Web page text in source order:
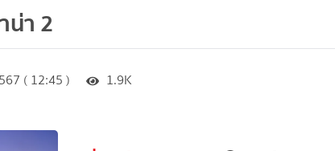
น่า 2
( 12:45 ) 1.9K